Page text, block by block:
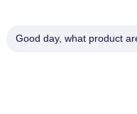
Good day, what product